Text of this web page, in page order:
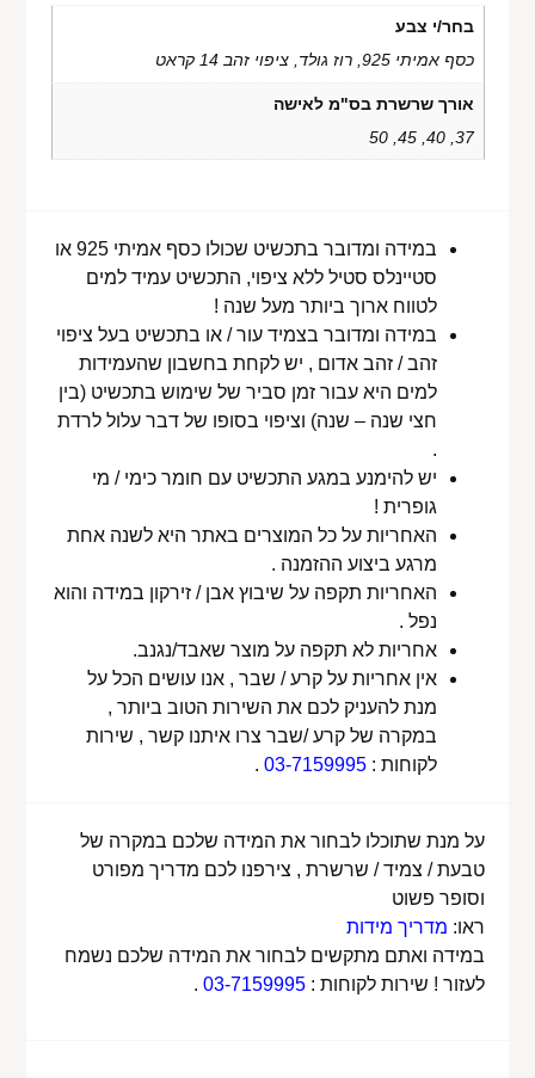
בחר/י צבע
כסף אמיתי 925, רוז גולד, ציפוי זהב 14 קראט
אורך שרשרת בס"מ לאישה
37, 40, 45, 50
במידה ומדובר בתכשיט שכולו כסף אמיתי 925 או
סטיינלס סטיל ללא ציפוי, התכשיט עמיד למים
לטווח ארוך ביותר מעל שנה !
במידה ומדובר בצמיד עור / או בתכשיט בעל ציפוי
זהב / זהב אדום , יש לקחת בחשבון שהעמידות
למים היא עבור זמן סביר של שימוש בתכשיט (בין
חצי שנה – שנה) וציפוי בסופו של דבר עלול לרדת
.
יש להימנע במגע התכשיט עם חומר כימי / מי
גופרית !
האחריות על כל המוצרים באתר היא לשנה אחת
מרגע ביצוע ההזמנה .
האחריות תקפה על שיבוץ אבן / זירקון במידה והוא
נפל .
אחריות לא תקפה על מוצר שאבד/נגנב.
אין אחריות על קרע / שבר , אנו עושים הכל על
מנת להעניק לכם את השירות הטוב ביותר ,
במקרה של קרע /שבר צרו איתנו קשר , שירות
לקוחות :03-7159995
.
על מנת שתוכלו לבחור את המידה שלכם במקרה של
טבעת / צמיד / שרשרת , צירפנו לכם מדריך מפורט
וסופר פשוט
ראו: מדריך מידות
במידה ואתם מתקשים לבחור את המידה שלכם נשמח
לעזור ! שירות לקוחות :03-7159995
.